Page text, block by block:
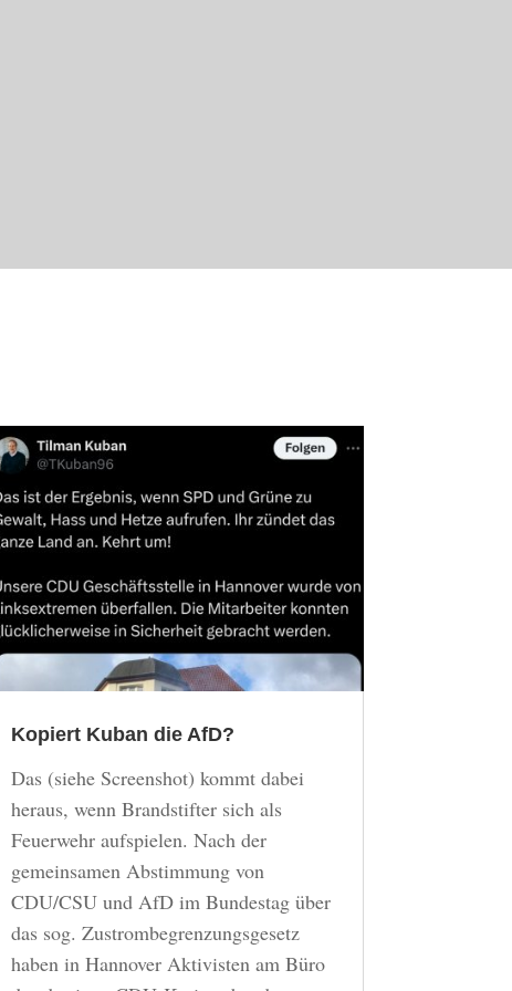
Kopiert Kuban die AfD?
Das (siehe Screenshot) kommt dabei
heraus, wenn Brandstifter sich als
Feuerwehr aufspielen. Nach der
gemeinsamen Abstimmung von
CDU/CSU und AfD im Bundestag über
das sog. Zustrombegrenzungsgesetz
haben in Hannover Aktivisten am Büro